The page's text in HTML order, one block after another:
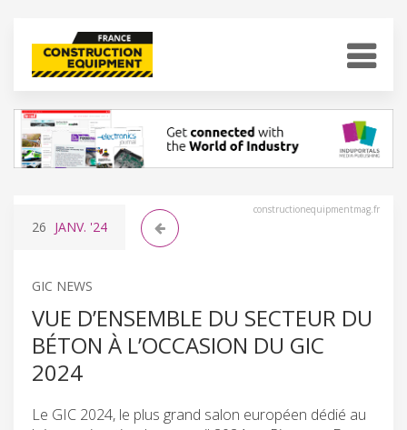
constructionequipmentmag.fr
26 JANV. '24
GIC NEWS
VUE D’ENSEMBLE DU SECTEUR DU
BÉTON À L’OCCASION DU GIC
2024
Le GIC 2024, le plus grand salon européen dédié au